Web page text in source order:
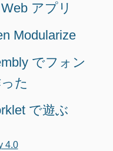
アプリ
Modularize
でフォン
た
で遊ぶ
4.0